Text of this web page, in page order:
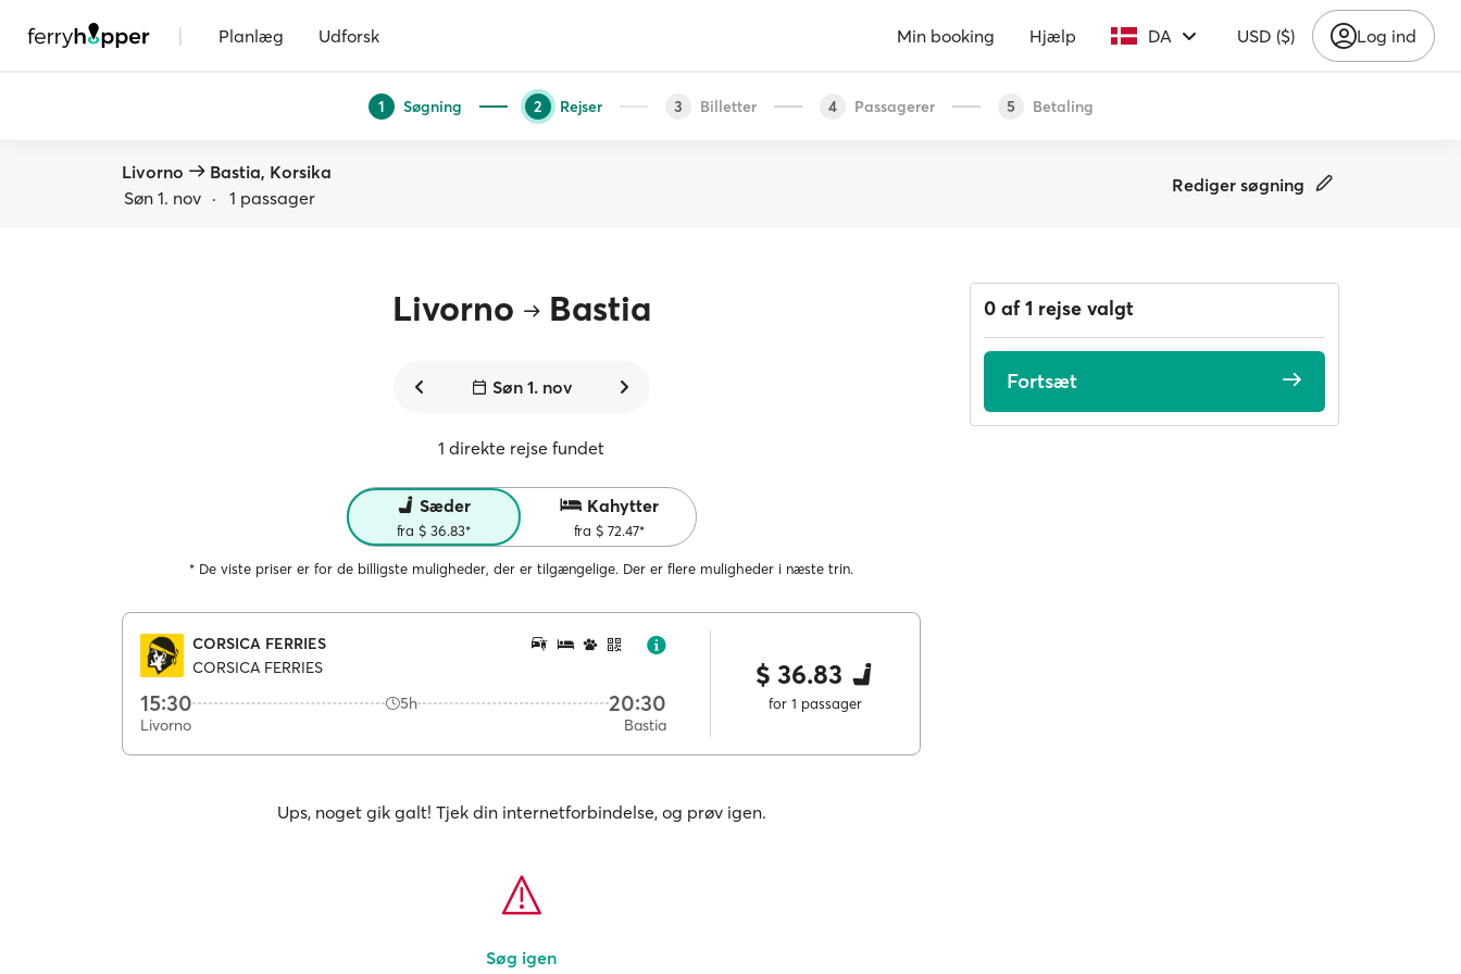
| Planlæg Udforsk Min booking Hjælp DA USD ($) Log ind
1 Søgning 2 Rejser 3 Billetter 4 Passagerer 5 Betaling
Livorno
Bastia, Korsika
Søn 1. nov · 1 passager
Rediger søgning
Livorno Bastia
Søn 1. nov
1 direkte rejse fundet
Sæder
fra $ 36.83*
Kahytter
fra $ 72.47*
* De viste priser er for de billigste muligheder, der er tilgængelige. Der er flere muligheder i næste trin.
CORSICA FERRIES
CORSICA FERRIES
15:30 5h 20:30
Livorno Bastia
$ 36.83
for 1 passager
Ups, noget gik galt! Tjek din internetforbindelse, og prøv igen.
Søg igen
0 af 1 rejse valgt
Fortsæt